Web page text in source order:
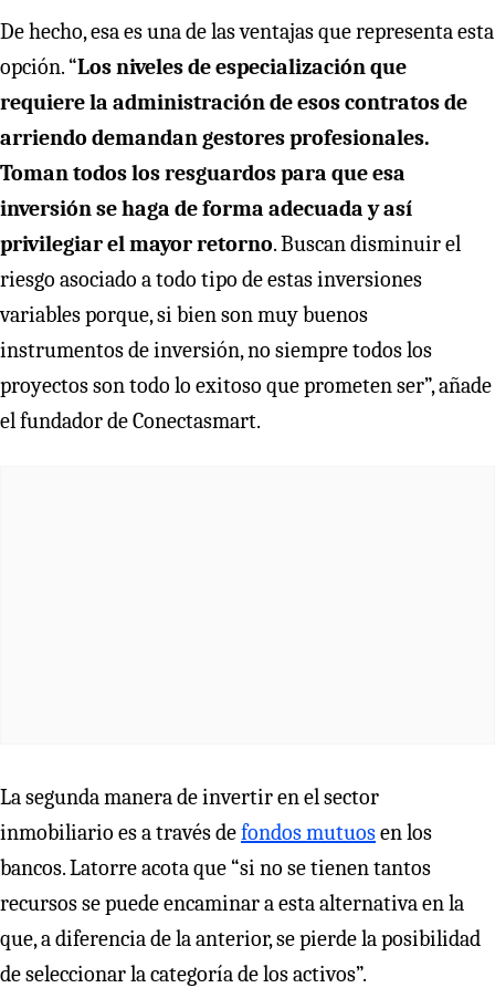
De hecho, esa es una de las ventajas que representa esta
opción. “Los niveles de especialización que
requiere la administración de esos contratos de
arriendo demandan gestores profesionales.
Toman todos los resguardos para que esa
inversión se haga de forma adecuada y así
privilegiar el mayor retorno. Buscan disminuir el
riesgo asociado a todo tipo de estas inversiones
variables porque, si bien son muy buenos
instrumentos de inversión, no siempre todos los
proyectos son todo lo exitoso que prometen ser”, añade
el fundador de Conectasmart.
La segunda manera de invertir en el sector
inmobiliario es a través defondos mutuosen los
bancos. Latorre acota que “si no se tienen tantos
recursos se puede encaminar a esta alternativa en la
que, a diferencia de la anterior, se pierde la posibilidad
de seleccionar la categoría de los activos”.